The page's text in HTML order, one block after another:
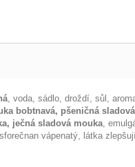
, voda, sádlo, droždí, sůl,
bobtnavá, pšeničná
ječná sladová mouka,
vápenatý, látka